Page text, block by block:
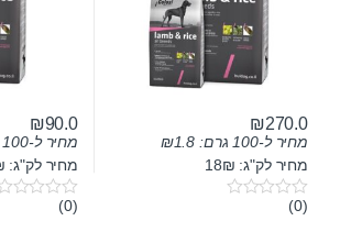
₪270.0
מחיר ל-100 גרם: ₪1.8
מחיר לק"ג: 18₪
0(0)
₪90.0
מחיר ל-100 גרם:
מחיר לק"ג: 30₪
0(0)